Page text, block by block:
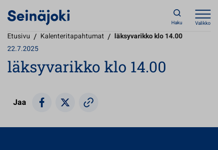
Haku Valikko
Etusivu / Kalenteritapahtumat / läksyvarikko klo 14.00
22.7.2025
läksyvarikko klo 14.00
Jaa